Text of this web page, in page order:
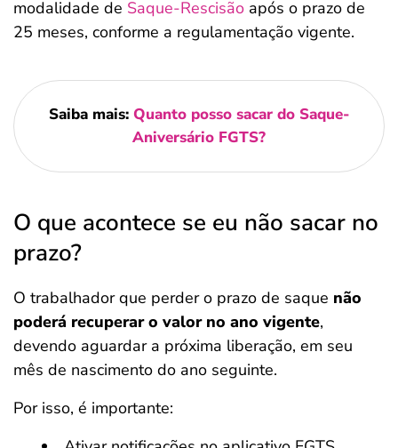
modalidade de Saque-Rescisão após o prazo de
25 meses, conforme a regulamentação vigente.
Saiba mais: Quanto posso sacar do Saque-
Aniversário FGTS?
O que acontece se eu não sacar no
prazo?
O trabalhador que perder o prazo de saque não
poderá recuperar o valor no ano vigente,
devendo aguardar a próxima liberação, em seu
mês de nascimento do ano seguinte.
Por isso, é importante: